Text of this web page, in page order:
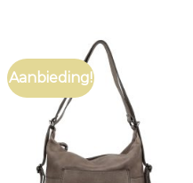
Aanbieding!